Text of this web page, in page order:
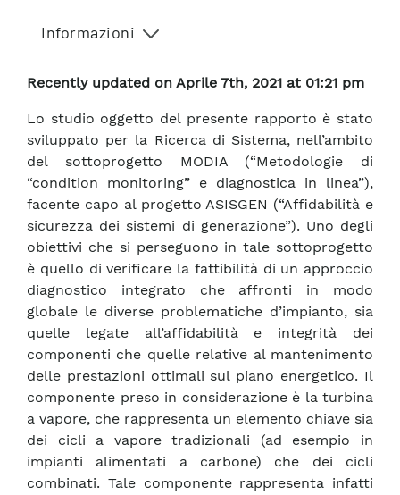
Informazioni
Recently updated on Aprile 7th, 2021 at 01:21 pm
Lo studio oggetto del presente rapporto è stato
sviluppato per la Ricerca di Sistema, nell’ambito
del sottoprogetto MODIA (“Metodologie di
“condition monitoring” e diagnostica in linea”),
facente capo al progetto ASISGEN (“Affidabilità e
sicurezza dei sistemi di generazione”). Uno degli
obiettivi che si perseguono in tale sottoprogetto
è quello di verificare la fattibilità di un approccio
diagnostico integrato che affronti in modo
globale le diverse problematiche d’impianto, sia
quelle legate all’affidabilità e integrità dei
componenti che quelle relative al mantenimento
delle prestazioni ottimali sul piano energetico. Il
componente preso in considerazione è la turbina
a vapore, che rappresenta un elemento chiave sia
dei cicli a vapore tradizionali (ad esempio in
impianti alimentati a carbone) che dei cicli
combinati. Tale componente rappresenta infatti